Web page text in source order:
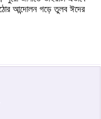
আন্দোলন গড়ে তুলব ঈদের